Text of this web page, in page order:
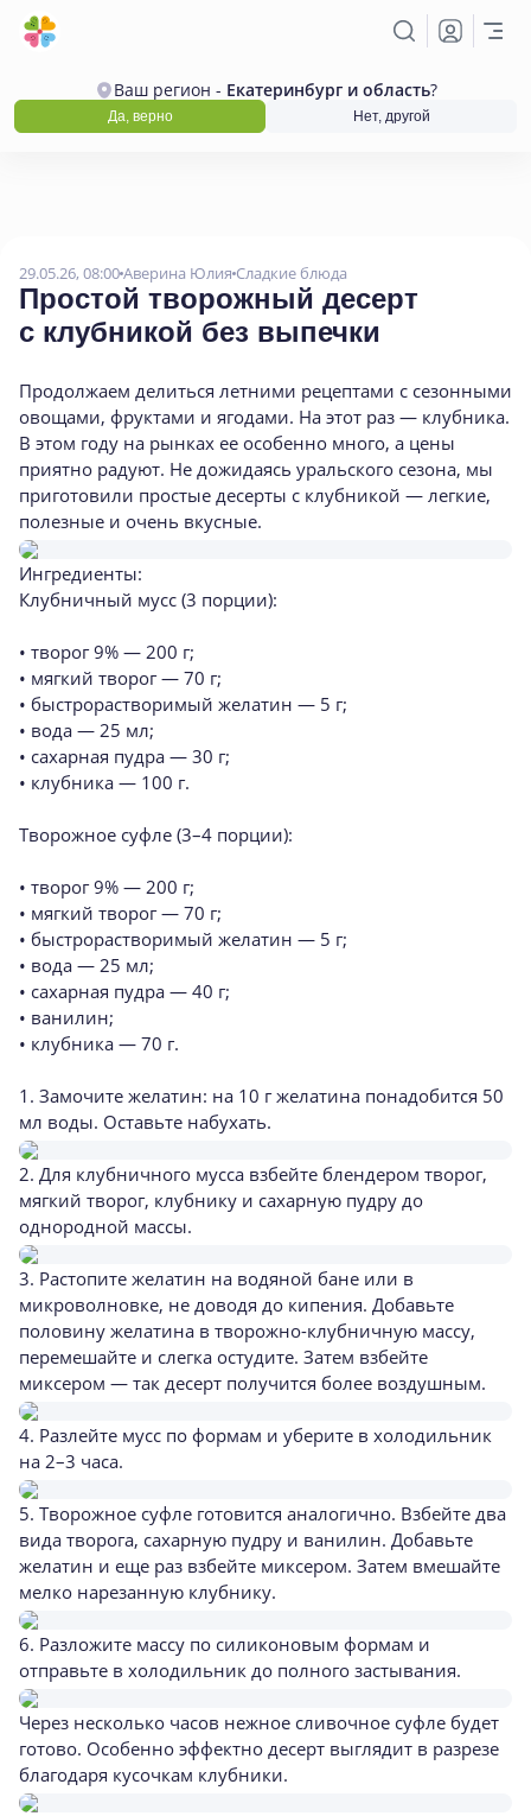
Ваш регион - Екатеринбург и область?
Да, верно Нет, другой
29.05.26, 08:00Аверина Юлия Сладкие блюда
Простой творожный десерт
с клубникой без выпечки
Продолжаем делиться летними рецептами с сезонными
овощами, фруктами и ягодами. На этот раз — клубника.
В этом году на рынках ее особенно много, а цены
приятно радуют. Не дожидаясь уральского сезона, мы
приготовили простые десерты с клубникой — легкие,
полезные и очень вкусные.
Ингредиенты:
Клубничный мусс (3 порции):
• творог 9% — 200 г;
• мягкий творог — 70 г;
• быстрорастворимый желатин — 5 г;
• вода — 25 мл;
• сахарная пудра — 30 г;
• клубника — 100 г.
Творожное суфле (3–4 порции):
• творог 9% — 200 г;
• мягкий творог — 70 г;
• быстрорастворимый желатин — 5 г;
• вода — 25 мл;
• сахарная пудра — 40 г;
• ванилин;
• клубника — 70 г.
1. Замочите желатин: на 10 г желатина понадобится 50
мл воды. Оставьте набухать.
2. Для клубничного мусса взбейте блендером творог,
мягкий творог, клубнику и сахарную пудру до
однородной массы.
3. Растопите желатин на водяной бане или в
микроволновке, не доводя до кипения. Добавьте
половину желатина в творожно-клубничную массу,
перемешайте и слегка остудите. Затем взбейте
миксером — так десерт получится более воздушным.
4. Разлейте мусс по формам и уберите в холодильник
на 2–3 часа.
5. Творожное суфле готовится аналогично. Взбейте два
вида творога, сахарную пудру и ванилин. Добавьте
желатин и еще раз взбейте миксером. Затем вмешайте
мелко нарезанную клубнику.
6. Разложите массу по силиконовым формам и
отправьте в холодильник до полного застывания.
Через несколько часов нежное сливочное суфле будет
готово. Особенно эффектно десерт выглядит в разрезе
благодаря кусочкам клубники.